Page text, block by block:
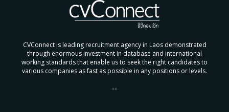
CVConnect is leading recruitment agency in Laos demonstrated
through enormous investment in database and international
working standards that enable us to seek the right candidates to
various companies as fast as possible in any positions or levels.
....